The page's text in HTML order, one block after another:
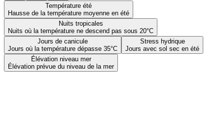
Température été
Hausse de la température moyenne en été
Nuits tropicales
Nuits où la température ne descend pas sous 20°C
Jours de canicule
Jours où la température dépasse 35°C
Stress hydrique
Jours avec sol sec en été
Élévation niveau mer
Élévation prévue du niveau de la mer